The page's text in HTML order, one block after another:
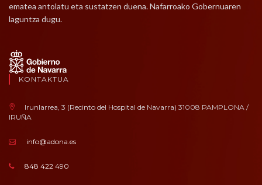
ematea antolatu eta sustatzen duena. Nafarroako Gobernuaren
laguntza dugu.
KONTAKTUA
Irunlarrea, 3 (Recinto del Hospital de Navarra) 31008 PAMPLONA /
IRUÑA
info@adona.es
848 422 490